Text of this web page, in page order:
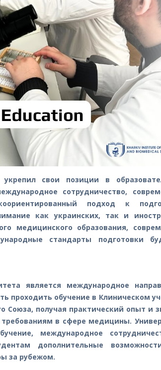
свои позиции в
сотрудничество,
подход к
как украинских, так и
медицинского образования,
стандарты подготовки
является международное
проходить обучение в Клиническом
Союза, получая практический опыт и
в сфере медицины.
международное
дополнительные
за рубежом.